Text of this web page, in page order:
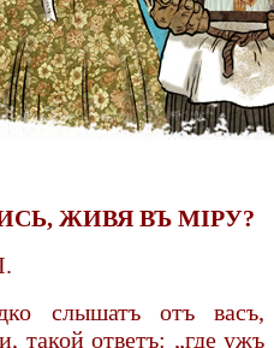
ЖИВЯ ВЪ МIРУ?
слышатъ отъ васъ,
такой ответъ: „где ужъ